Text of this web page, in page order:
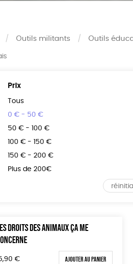
Outils militants Outils
Prix
Tous
0 € - 50 €
50 € - 100 €
100 € - 150 €
150 € - 200 €
Plus de 200€
DROITS DES ANIMAUX ÇA ME
€ Ajouter au panier